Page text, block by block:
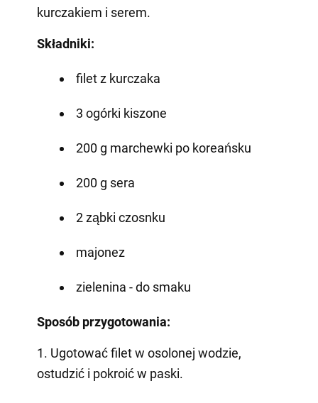
kurczakiem i serem.
Składniki:
filet z kurczaka
3 ogórki kiszone
200 g marchewki po koreańsku
200 g sera
2 ząbki czosnku
majonez
zielenina - do smaku
Sposób przygotowania:
1. Ugotować filet w osolonej wodzie,
ostudzić i pokroić w paski.